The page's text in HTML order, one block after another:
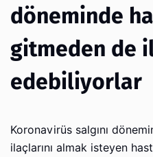
döneminde
gitmeden de
edebiliyorlar
Koronavirüs salgını
ilaçlarını almak isteyen